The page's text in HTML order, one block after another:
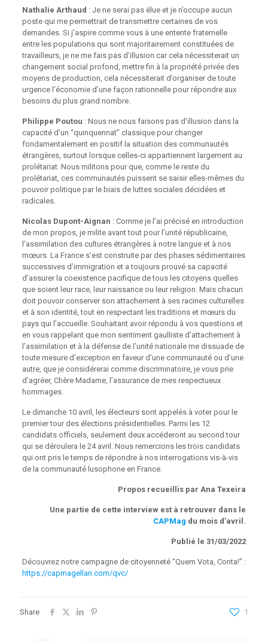
Nathalie Arthaud : Je ne serai pas élue et je n’occupe aucun
poste qui me permettrait de transmettre certaines de vos
demandes. Si j’aspire comme vous à une entente fraternelle
entre les populations qui sont majoritairement constituées de
travailleurs, je ne me fais pas d’illusion car cela nécessiterait un
changement social profond, mettre fin à la propriété privée des
moyens de production, cela nécessiterait d’organiser de toute
urgence l’économie d’une façon rationnelle pour répondre aux
besoins du plus grand nombre.
Philippe Poutou : Nous ne nous faisons pas d’illusion dans la
capacité d’un “quinquennat” classique pour changer
fondamentalement en positif la situation des communautés
étrangères, surtout lorsque celles-ci appartiennent largement au
prolétariat. Nous militons pour que, comme le reste du
prolétariat, ces communautés puissent se saisir elles-mêmes du
pouvoir politique par le biais de luttes sociales décidées et
radicales.
Nicolas Dupont-Aignan : Comme je l’ai précisé en introduction
de mon propos, je milite avant tout pour l’unité républicaine,
l’assimilation des cultures étrangères à notre langue et à nos
mœurs. La France s’est construite par des phases sédimentaires
successives d’immigration et a toujours prouvé sa capacité
d’assurer la coexistence pacifique de tous les citoyens quelles
que soient leur race, leur naissance ou leur religion. Mais chacun
doit pouvoir conserver son attachement à ses racines culturelles
et à son identité, tout en respectant les traditions et mœurs du
pays qui l’accueille. Souhaitant avoir répondu à vos questions et
en vous rappelant que mon sentiment gaulliste d’attachement à
l’assimilation et à la défense de l’unité nationale me dissuade de
toute mesure d’exception en faveur d’une communauté ou d’une
autre, que je considérerai comme discriminatoire, je vous prie
d’agréer, Chère Madame, l’assurance de mes respectueux
hommages.
Le dimanche 10 avril, les électeurs sont appelés à voter pour le
premier tour des élections présidentielles. Parmi les 12
candidats officiels, seulement deux accéderont au second tour
qui se déroulera le 24 avril. Nous remercions les trois candidats
qui ont pris le temps de répondre à nos interrogations vis-à-vis
de la communauté lusophone en France.
Propos recueillis par Ana Texeira
Une partie de cette interview est à retrouver dans le
CAPMag du mois d’avril.
Publié le 31/03/2022
Découvrez notre campagne de citoyenneté “Quem Vota, Conta!” :
https://capmagellan.com/qvc/
Share 1